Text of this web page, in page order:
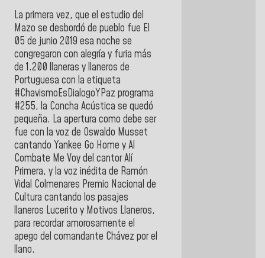
La primera vez, que el estudio del
Mazo se desbordó de pueblo fue El
05 de junio 2019 esa noche se
congregaron con alegría y furia más
de 1.200 llaneras y llaneros de
Portuguesa con la etiqueta
#ChavismoEsDialogoYPaz programa
#255, la Concha Acústica se quedó
pequeña. La apertura como debe ser
fue con la voz de Oswaldo Musset
cantando Yankee Go Home y Al
Combate Me Voy del cantor Alí
Primera, y la voz inédita de Ramón
Vidal Colmenares Premio Nacional de
Cultura cantando los pasajes
llaneros Lucerito y Motivos Llaneros,
para recordar amorosamente el
apego del comandante Chávez por el
llano.